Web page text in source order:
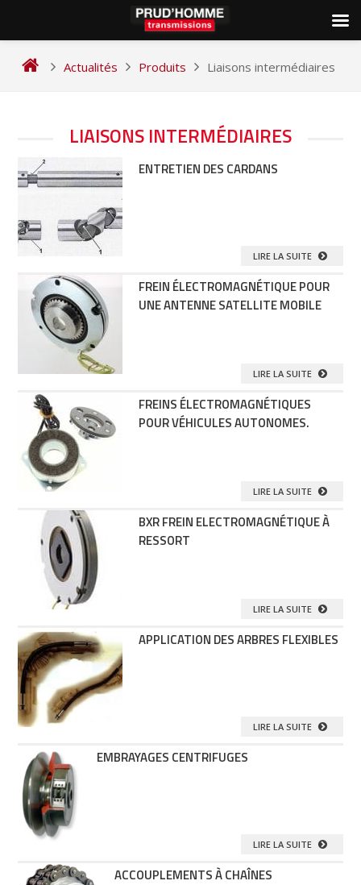
Actualités Produits Liaisons intermédiaires
LIAISONS INTERMÉDIAIRES
ENTRETIEN DES CARDANS
LIRE LA SUITE
FREIN ÉLECTROMAGNÉTIQUE POUR
UNE ANTENNE SATELLITE MOBILE
LIRE LA SUITE
FREINS ÉLECTROMAGNÉTIQUES
POUR VÉHICULES AUTONOMES.
LIRE LA SUITE
BXR FREIN ELECTROMAGNÉTIQUE À
RESSORT
LIRE LA SUITE
APPLICATION DES ARBRES FLEXIBLES
LIRE LA SUITE
EMBRAYAGES CENTRIFUGES
LIRE LA SUITE
ACCOUPLEMENTS À CHAÎNES